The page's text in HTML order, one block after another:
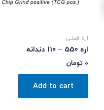
اره اصلی
اره 550 – 110 دندانه
0 تومان
Add to cart